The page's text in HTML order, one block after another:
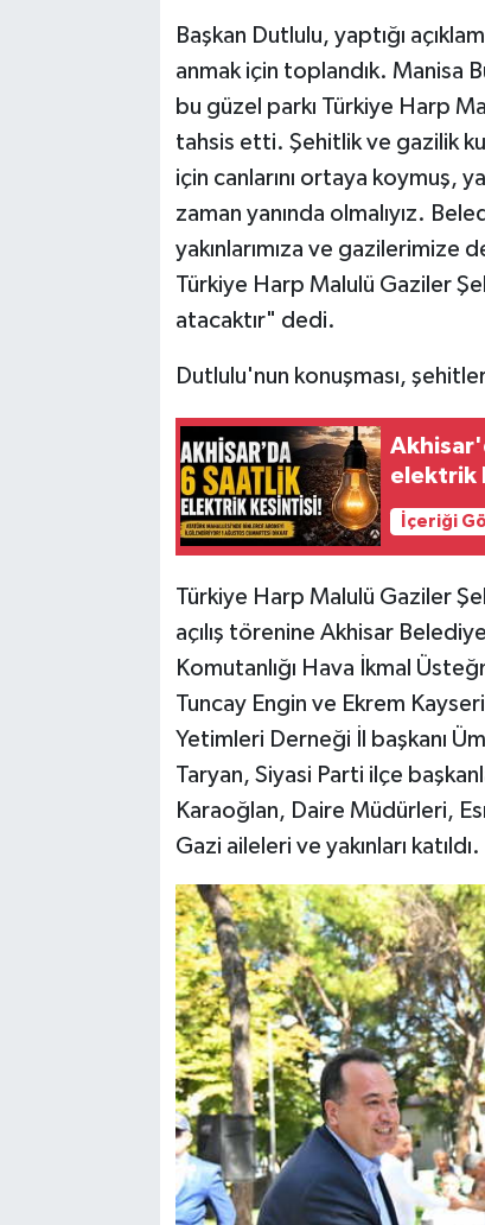
Başkan Dutlulu, yaptığı
anmak için toplandık. Manisa
bu güzel parkı Türkiye Harp
tahsis etti. Şehitlik ve gazilik
için canlarını ortaya koymuş,
zaman yanında olmalıyız.
yakınlarımıza ve gazilerimize
Türkiye Harp Malulü Gaziler
atacaktır" dedi.
Dutlulu'nun konuşması,
elektrik
İçeriği
Türkiye Harp Malulü Gaziler
açılış törenine Akhisar
Komutanlığı Hava İkmal
Tuncay Engin ve Ekrem
Yetimleri Derneği İl başkanı
Taryan, Siyasi Parti ilçe
Karaoğlan, Daire Müdürleri,
Gazi aileleri ve yakınları katıldı.